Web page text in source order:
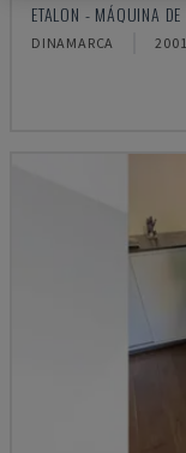
ETALON - MÁQUINA
DINAMARCA 2001